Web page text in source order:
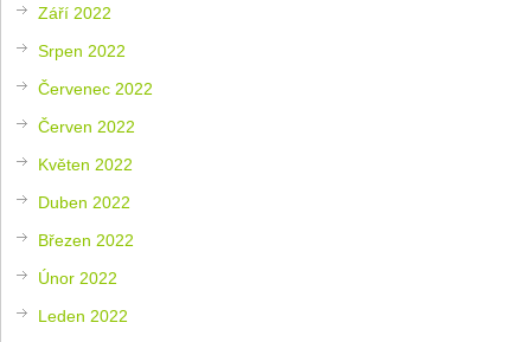
Září 2022
Srpen 2022
Červenec 2022
Červen 2022
Květen 2022
Duben 2022
Březen 2022
Únor 2022
Leden 2022